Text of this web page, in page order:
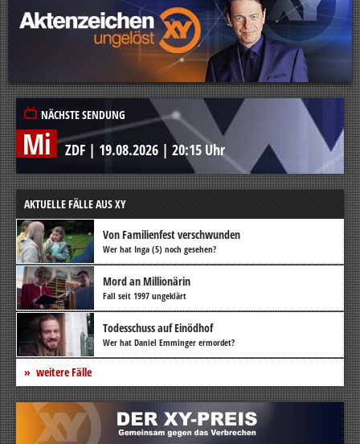
NÄCHSTE SENDUNG
Mi ZDF | 19.08.2026 | 20:15 Uhr
AKTUELLE FÄLLE AUS XY
Von Familienfest verschwunden
Wer hat Inga (5) noch gesehen?
Mord an Millionärin
Fall seit 1997 ungeklärt
Todesschuss auf Einödhof
Wer hat Daniel Emminger ermordet?
weitere Fälle